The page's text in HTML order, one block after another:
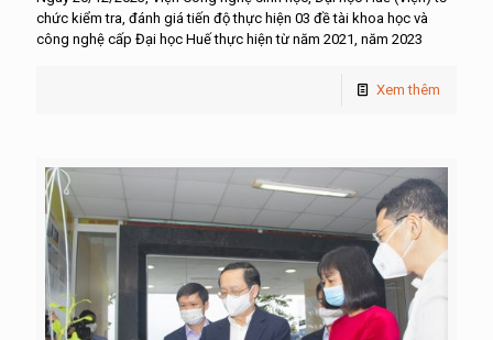
chức kiểm tra, đánh giá tiến độ thực hiện 03 đề tài khoa học và
công nghệ cấp Đại học Huế thực hiện từ năm 2021, năm 2023
Xem thêm